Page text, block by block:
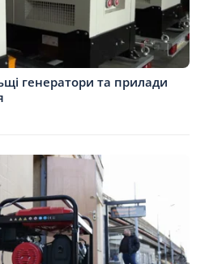
генератори та прилади